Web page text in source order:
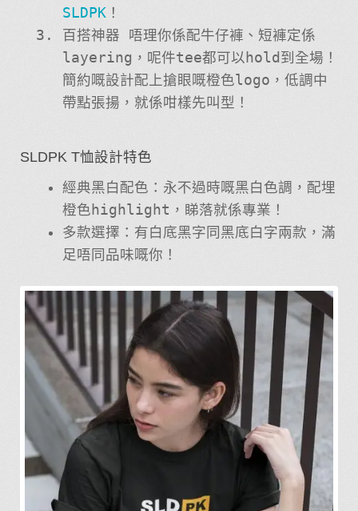
SLDPK！
百搭神器 唔理你係配牛仔褲、短褲定係
layering，呢件tee都可以hold到全場！
簡約嘅設計配上搶眼嘅橙色logo，低調中
帶點張揚，就係咁樣先叫型！
SLDPK T恤設計特色
經典黑白配色：永不過時嘅黑白色調，配埋
橙色highlight，睇落就係專業！
多款選擇：有白底黑字同黑底白字兩款，滿
足唔同品味嘅你！